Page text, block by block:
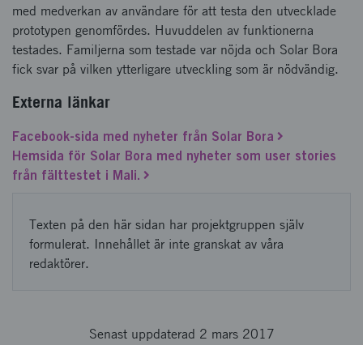
med medverkan av användare för att testa den utvecklade
prototypen genomfördes. Huvuddelen av funktionerna
testades. Familjerna som testade var nöjda och Solar Bora
fick svar på vilken ytterligare utveckling som är nödvändig.
Externa länkar
Facebook-sida med nyheter från Solar Bora
Hemsida för Solar Bora med nyheter som user stories
från fälttestet i Mali.
Texten på den här sidan har projektgruppen själv
formulerat. Innehållet är inte granskat av våra
redaktörer.
Senast uppdaterad 2 mars 2017